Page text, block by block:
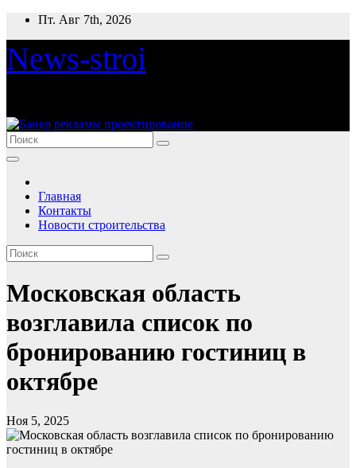
Перейти
содержимому
Пт. Авг 7th, 2026
News-stroi
Главная
Контакты
Новости строительства
Московская область
возглавила список по
бронированию гостиниц в
октябре
Ноя 5, 2025